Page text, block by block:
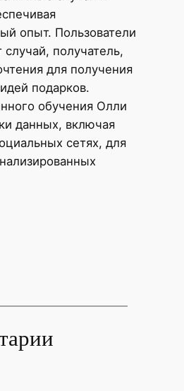
опыт. Пользователи
получатель,
для получения
подарков.
обучения Олли
данных, включая
сетях, для